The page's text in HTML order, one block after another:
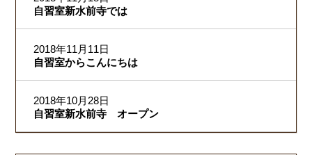
自習室新水前寺では
2018年11月11日
自習室からこんにちは
2018年10月28日
自習室新水前寺 オープン